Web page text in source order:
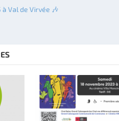
Val de Virvée 🎶